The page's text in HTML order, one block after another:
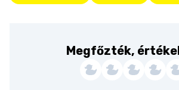
Megfőzték,